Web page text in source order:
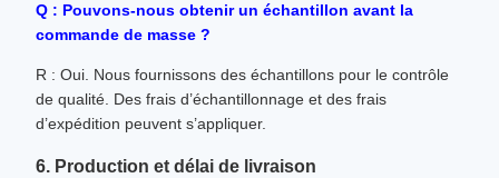
Q : Pouvons-nous obtenir un échantillon avant la
commande de masse ?
R : Oui. Nous fournissons des échantillons pour le contrôle
de qualité. Des frais d’échantillonnage et des frais
d’expédition peuvent s’appliquer.
6. Production et délai de livraison